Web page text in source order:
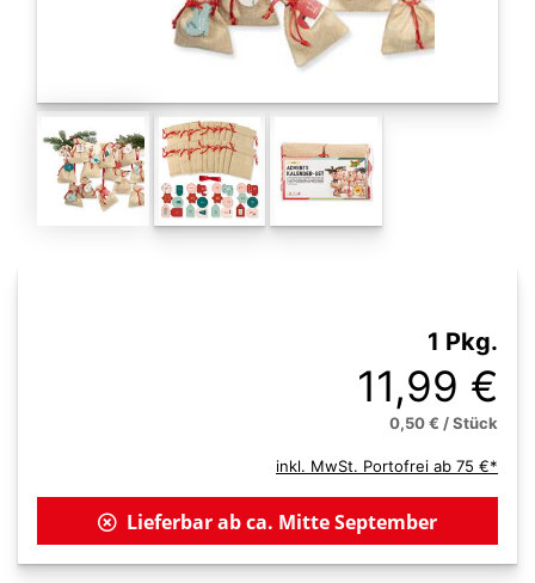
1 Pkg.
11,99 €
0,50 € / Stück
inkl. MwSt. Portofrei ab 75 €*
Lieferbar ab ca. Mitte September